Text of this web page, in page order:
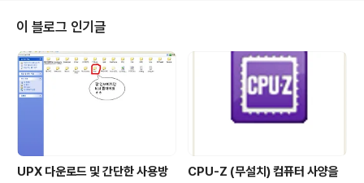
이제 sever 클라이언트가 설치 완료 되었습니다. 이제 vi
ew를 설치 하도록 해보겠습니다. 다음 gogo 사용자(T
G) 전용으로 체크 해주신후 다음을 눌러주세요~^^ 그러시
면 설치가 시작됩니다. 이제 설치가 완료 되셨으면 실행을
해보야겠죠? 이제 실행을 시작하겠습니다. 순서 시작→모
이 블로그 인기글
UPX 다운로드 및 간단한 사용방
CPU-Z (무설치) 컴퓨터 사양을